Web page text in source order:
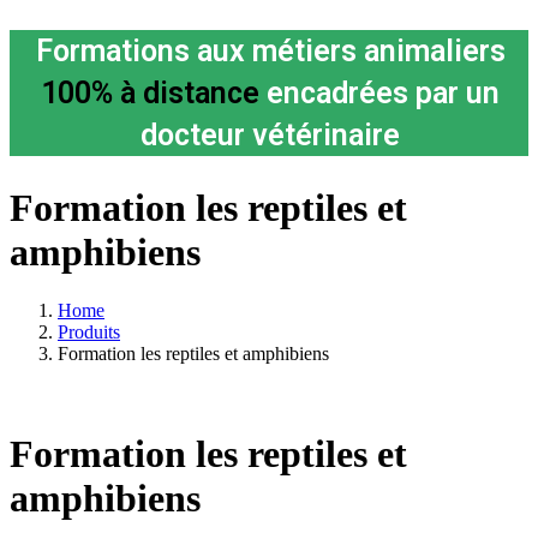
Formations aux métiers animaliers
100% à distance encadrées par un
docteur vétérinaire
Formation les reptiles et
amphibiens
Home
Produits
Formation les reptiles et amphibiens
Formation les reptiles et
amphibiens